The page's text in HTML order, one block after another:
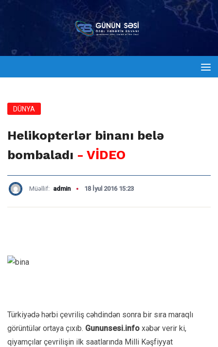
DÜNYA
Helikopterlər binanı belə
bombaladı - VİDEO
Müəllif: admin 18 İyul 2016 15:23
Türkiyədə hərbi çevriliş cəhdindən sonra bir sıra maraqlı
görüntülər ortaya çıxıb. Gununsesi.info xəbər verir ki,
qiyamçılar çevrilişin ilk saatlarında Milli Kəşfiyyat